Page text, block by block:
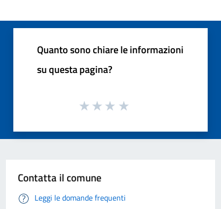
Quanto sono chiare le informazioni
su questa pagina?
Contatta il comune
Leggi le domande frequenti